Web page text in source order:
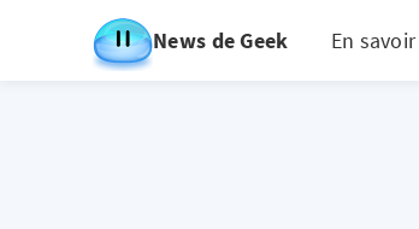
News de Geek En